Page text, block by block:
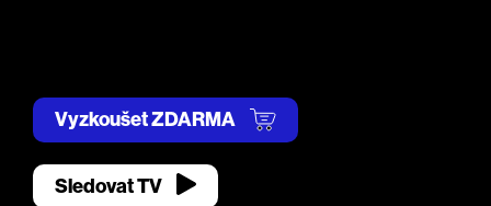
Vyzkoušet ZDARMA
Sledovat TV